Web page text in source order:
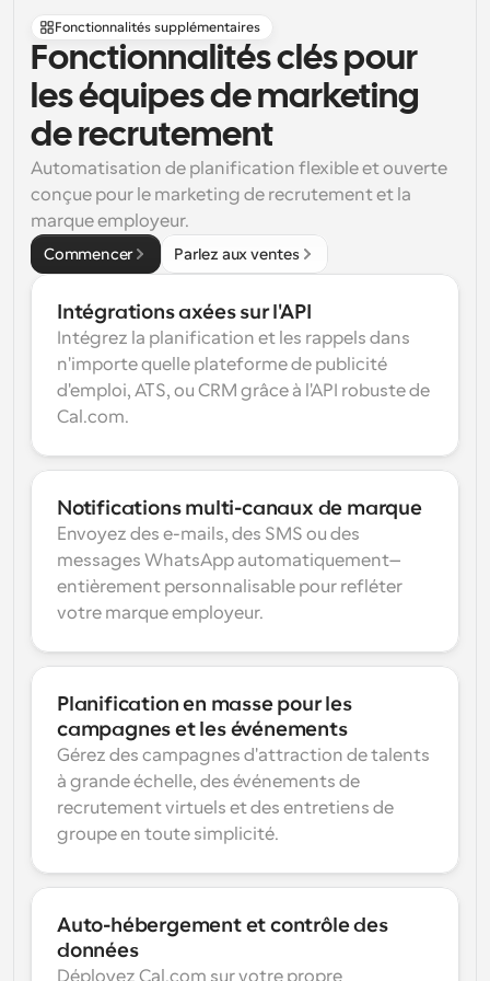
Fonctionnalités supplémentaires
Fonctionnalités clés pour
les équipes de marketing
de recrutement
Automatisation de planification flexible et ouverte
conçue pour le marketing de recrutement et la
marque employeur.
Commencer Parlez aux ventes
Intégrations axées sur l'API
Intégrez la planification et les rappels dans
n'importe quelle plateforme de publicité
d'emploi, ATS, ou CRM grâce à l'API robuste de
Cal.com.
Notifications multi-canaux de marque
Envoyez des e-mails, des SMS ou des
messages WhatsApp automatiquement—
entièrement personnalisable pour refléter
votre marque employeur.
Planification en masse pour les
campagnes et les événements
Gérez des campagnes d'attraction de talents
à grande échelle, des événements de
recrutement virtuels et des entretiens de
groupe en toute simplicité.
Auto-hébergement et contrôle des
données
Déployez Cal.com sur votre propre